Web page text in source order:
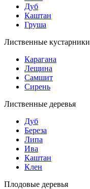
Дуб
Каштан
Груша
Лиственные кустарники
Карагана
Лещина
Самшит
Сирень
Лиственные деревья
Дуб
Береза
Липа
Ива
Каштан
Клен
Плодовые деревья